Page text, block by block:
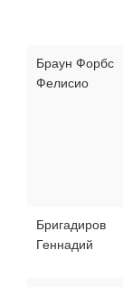
Браун Форбс
Фелисио
Бригадиров
Геннадий